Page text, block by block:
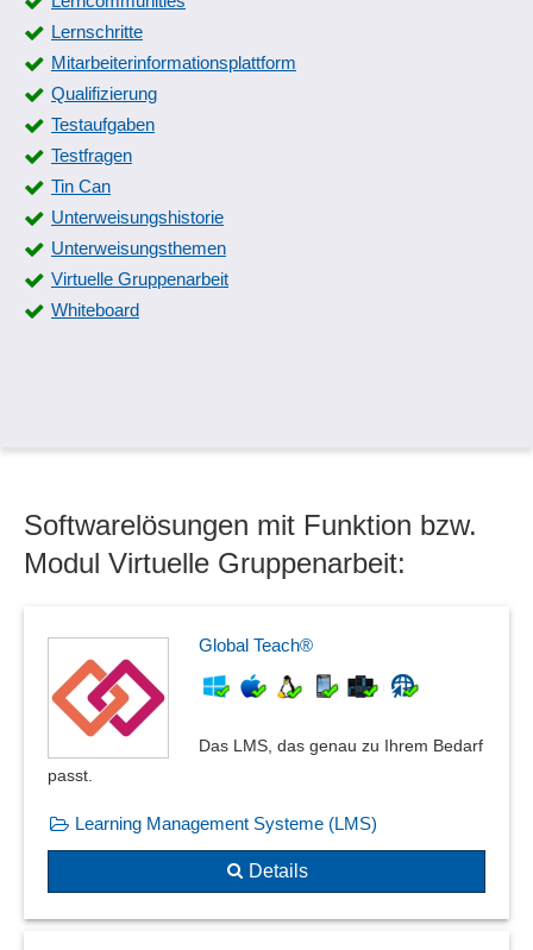
Lernschritte
Mitarbeiterinformationsplattform
Qualifizierung
Testaufgaben
Testfragen
Tin Can
Unterweisungshistorie
Unterweisungsthemen
Virtuelle Gruppenarbeit
Whiteboard
Softwarelösungen mit Funktion bzw.
Modul Virtuelle Gruppenarbeit:
Global Teach®
Das LMS, das genau zu Ihrem Bedarf
passt.
Learning Management Systeme (LMS)
Details